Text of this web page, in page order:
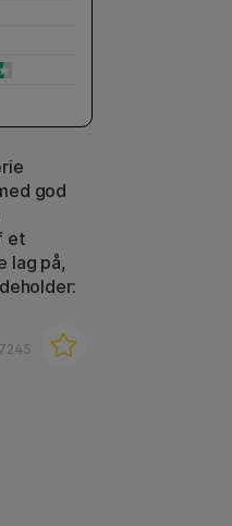
god
et
lag på,